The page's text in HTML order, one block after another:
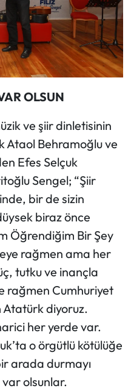
OLSUN
ve şiir dinletisinin
Ataol Behramoğlu ve
Efes Selçuk
Sengel; “Şiir
bir de sizin
biraz önce
Öğrendiğim Bir Şey
rağmen ama her
tutku ve inançla
rağmen Cumhuriyet
diyoruz.
her yerde var.
o örgütlü kötülüğe
arada durmayı
olsunlar.